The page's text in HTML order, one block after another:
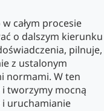
całym procesie
o dalszym kierunku
pilnuje,
z ustalonym
normami. W ten
tworzymy mocną
uruchamianie